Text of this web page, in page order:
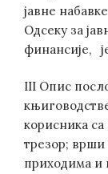
јавне
Одсеку за
финансије,
III Опис
корисника
трезор; врши
приходима